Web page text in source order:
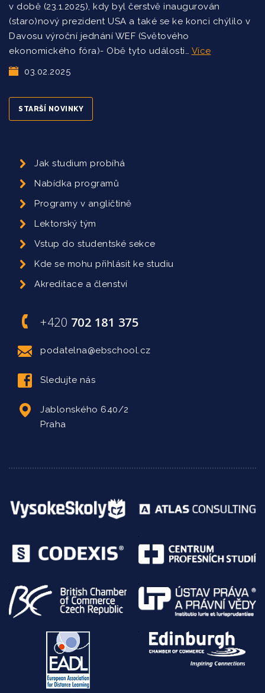
v době (23.1.2025), kdy byl čerstvě inaugurován
(staro)nový prezident USA a také se ke konci chýlilo v
Davosu výroční jednání WEF (Světového
ekonomického fóra)- Obě tyto události… Více
03.02.2025
STARŠÍ NOVINKY
Jak studium probíhá
Nabídka programů
Programy v angličtině
Lektorský tým
Vstup do studentské sekce
Kde se mohu přihlásit ke studiu
Akreditace a členství
+420 702 181 375
podatelna@ebschool.cz
Sledujte nás
Jablonského 640/2
Praha